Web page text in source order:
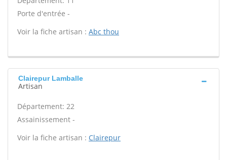
Porte d'entrée -
Voir la fiche artisan : Abc thou
Clairepur Lamballe
Artisan
Département: 22
Assainissement -
Voir la fiche artisan : Clairepur